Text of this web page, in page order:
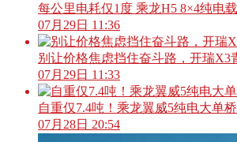
每公里电耗仅1度 乘龙H5 8×4纯电
07月29日 11:36
别让价格焦虑挡住奋斗路，开瑞
07月29日 11:33
自重仅7.4吨！乘龙翼威5纯电大单
07月28日 20:54